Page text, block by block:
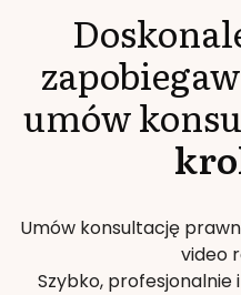
umów
Umów konsultację
video
Szybko, profesjonalnie